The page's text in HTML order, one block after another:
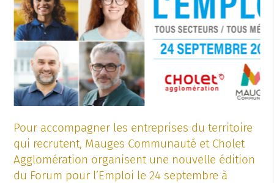
Pour accompagner les entreprises du territoire
qui recrutent, Mauges Communauté et Cholet
Agglomération organisent une nouvelle édition
du Forum pour l’Emploi le 24 septembre à